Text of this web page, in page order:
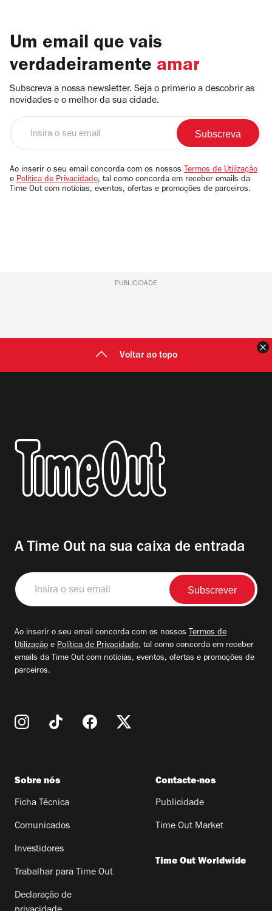
Um email que vais
verdadeiramente amar
Subscreva a nossa newsletter. Seja o primerio a descobrir as
novidades e o melhor da sua cidade.
email
Ao inserir o seu email concorda com os nossos Termos de Utilização
e Política de Privacidade, tal como concorda em receber emails da
Time Out com notícias, eventos, ofertas e promoções de parceiros.
PUBLICIDADE
Voltar ao topo
A Time Out na sua caixa de entrada
Insira
o
seu
Ao inserir o seu email concorda com os nossos Termos de
Utilização e Política de Privacidade, tal como concorda em receber
emails da Time Out com notícias, eventos, ofertas e promoções de
parceiros.
Sobre nós
Ficha Técnica
Comunicados
Investidores
Trabalhar para Time Out
Declaração de
Contacte-nos
Publicidade
Time Out Market
Time Out Worldwide